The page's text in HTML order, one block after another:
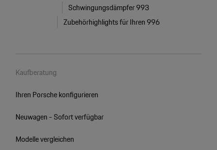
Schwingungsdämpfer 993
Zubehörhighlights für Ihren 996
Kaufberatung
Ihren Porsche konfigurieren
Neuwagen - Sofort verfügbar
Modelle vergleichen